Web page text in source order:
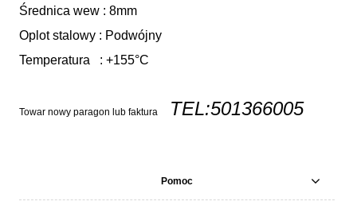
Średnica wew : 8mm
Oplot stalowy : Podwójny
Temperatura : +155°C
Towar nowy paragon lub faktura TEL:501366005
Pomoc